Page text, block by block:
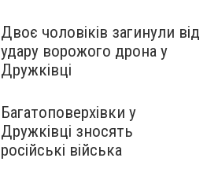
Двоє чоловіків загинули від
удару ворожого дрона у
Дружківці
Багатоповерхівки у
Дружківці зносять
російські війська